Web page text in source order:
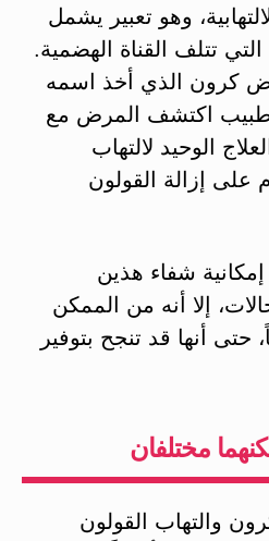
وهو تعبير يشمل
التي تتلف القناة الهضمية.
كرون الذي أخذ اسمه
طبيب اكتشف المرض مع
1932. أما العلاج الوحيد لالتهاب
على إزالة القولون
شفاء هذين
إلا أنه من الممكن
أنها قد تنجح بتوفير
مختلفان
والتهاب القولون